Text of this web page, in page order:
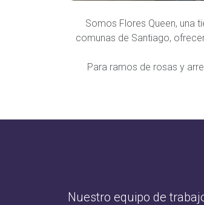
Somos Flores Queen, una
comunas de Santiago,
Para ramos de rosas y
Nuestro equipo de